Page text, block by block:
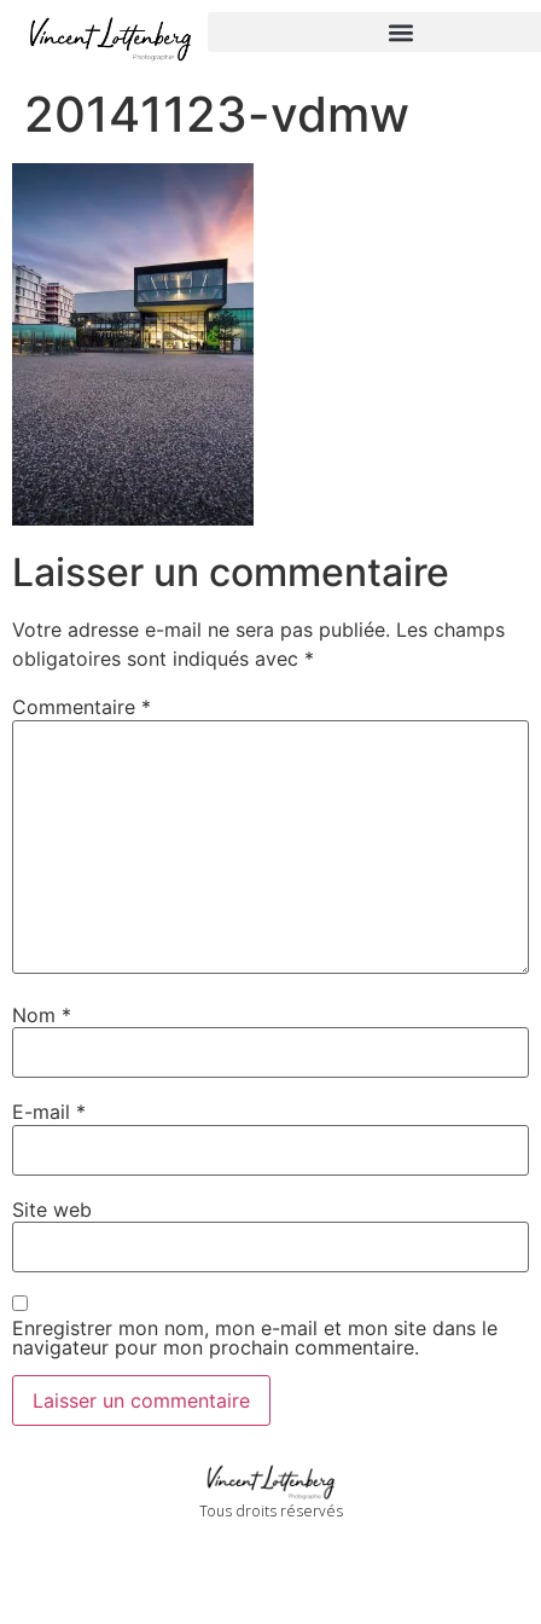
20141123-vdmw
Laisser un commentaire
Votre adresse e-mail ne sera pas publiée. Les champs
obligatoires sont indiqués avec *
Commentaire *
Nom *
E-mail *
Site web
Enregistrer mon nom, mon e-mail et mon site dans le
navigateur pour mon prochain commentaire.
Tous droits réservés